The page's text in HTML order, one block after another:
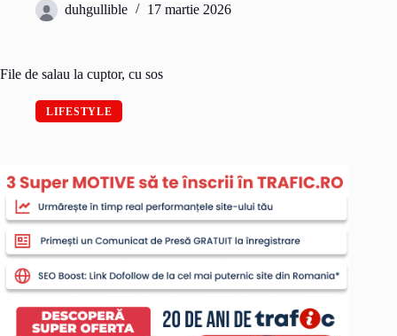
duhgullible 17 martie 2026
File de salau la cuptor, cu sos
LIFESTYLE